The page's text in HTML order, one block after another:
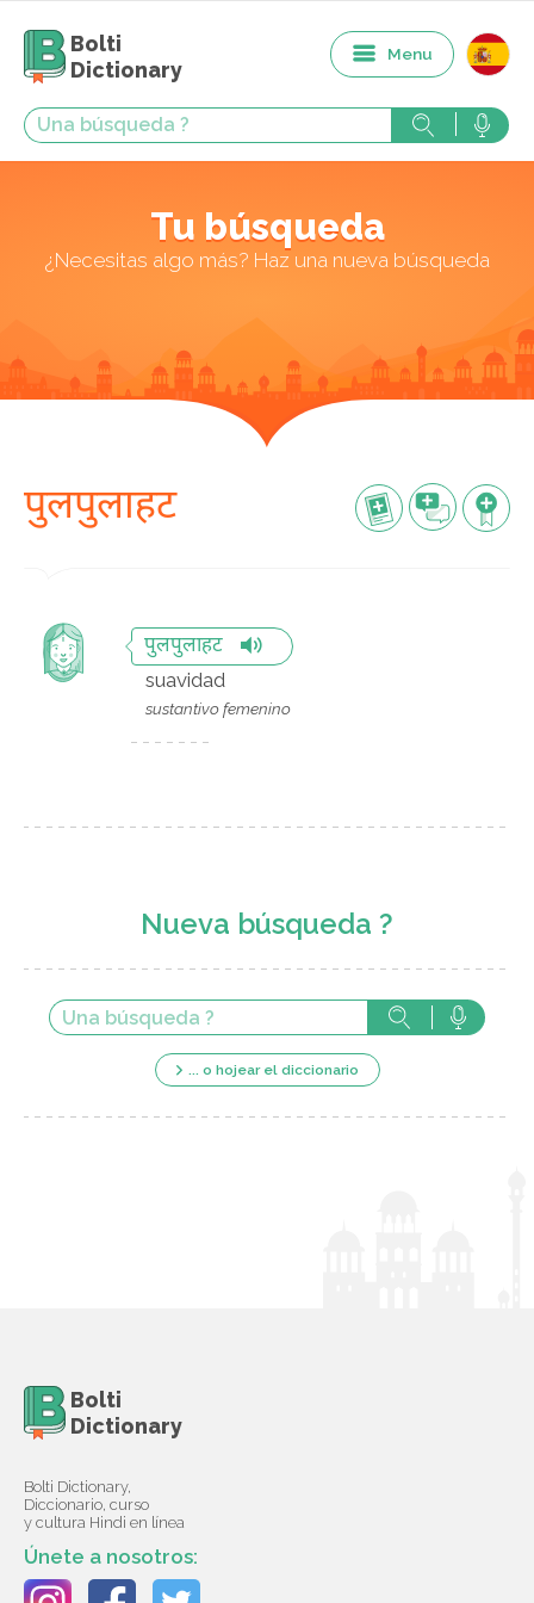
Bolti
Dictionary
Menu
Tu búsqueda
¿Necesitas algo más? Haz una nueva búsqueda
पुलपुलाहट
पुलपुलाहट
suavidad
sustantivo femenino
Nueva búsqueda ?
... o hojear el diccionario
Bolti
Dictionary
Bolti Dictionary,
Diccionario, curso
y cultura Hindi en línea
Únete a nosotros: